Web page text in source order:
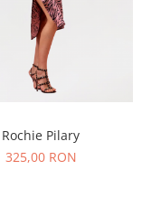
Rochie Pilary
325,00 RON